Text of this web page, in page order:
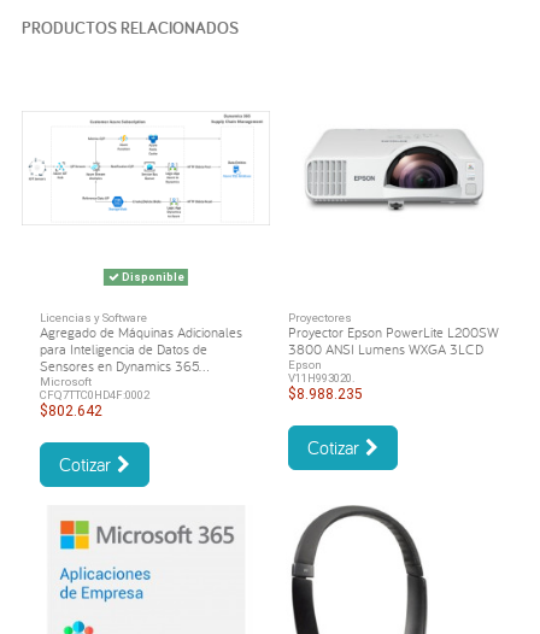
PRODUCTOS RELACIONADOS
Disponible
Licencias y Software
Agregado de Máquinas Adicionales
para Inteligencia de Datos de
Sensores en Dynamics 365...
Microsoft
CFQ7TTC0HD4F:0002
$802.642
Cotizar
Proyectores
Proyector Epson PowerLite L200SW
3800 ANSI Lumens WXGA 3LCD
Epson
V11H993020.
$8.988.235
Cotizar